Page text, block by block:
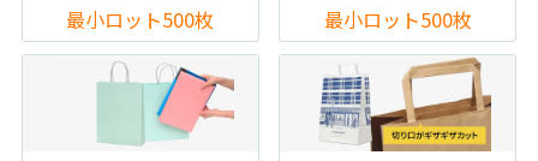
最小ロット500枚 最小ロット500枚